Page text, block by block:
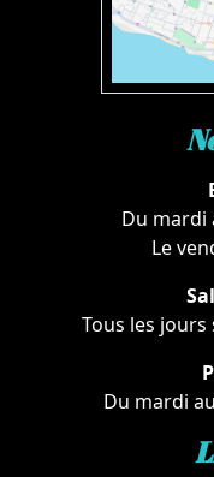
Du mardi
Le
Tous les jours
Du mardi